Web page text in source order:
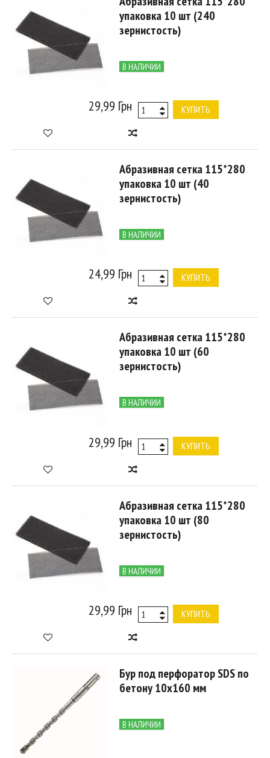
упаковка 10 шт (240
зернистость)
В НАЛИЧИИ
29,99 Грн КУПИТЬ
Абразивная сетка 115*280
упаковка 10 шт (40
зернистость)
В НАЛИЧИИ
24,99 Грн КУПИТЬ
Абразивная сетка 115*280
упаковка 10 шт (60
зернистость)
В НАЛИЧИИ
29,99 Грн КУПИТЬ
Абразивная сетка 115*280
упаковка 10 шт (80
зернистость)
В НАЛИЧИИ
29,99 Грн КУПИТЬ
Бур под перфоратор SDS по
бетону 10х160 мм
В НАЛИЧИИ